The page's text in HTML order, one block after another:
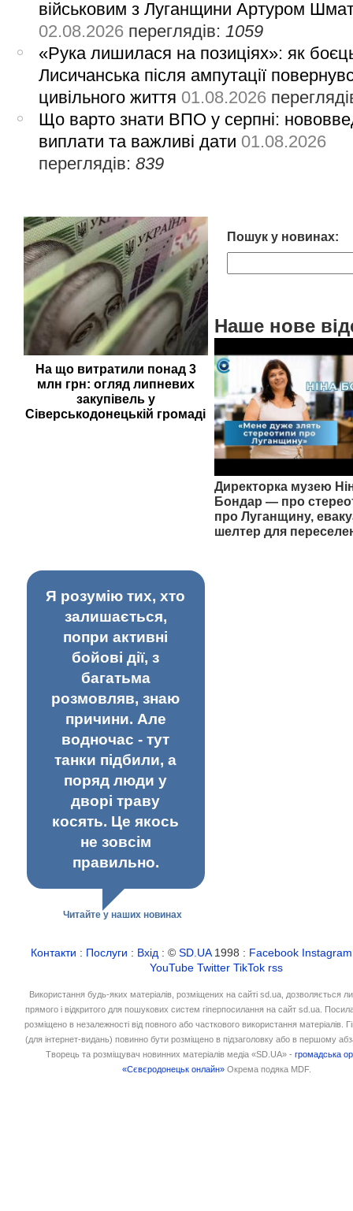
військовим з Луганщини Артуром
02.08.2026 переглядів:1059
«Рука лишилася на позиціях»: як
Лисичанська після ампутації
цивільного життя 01.08.2026
Що варто знати ВПО у серпні:
виплати та важливі дати 01.08.2026
переглядів:839
На що витратили понад 3
млн грн: огляд липневих
закупівель у
Сіверськодонецькій громаді
Пошук у новинах:
Наше нове
Директорка музею
Бондар — про
про Луганщину,
шелтер для
Я розумію тих, хто
залишається,
попри активні
бойові дії, з
багатьма
розмовляв, знаю
причини. Але
водночас - тут
танки підбили, а
поряд люди у
дворі траву
косять. Це якось
не зовсім
правильно.
Читайте у наших новинах
Контакти : Послуги : Вхід : ©SD.UA1998 : Facebook Instagram
YouTube Twitter TikTok rss
Використання будь-яких матеріалів, розміщених на сайті sd.ua, дозволяється
прямого і відкритого для пошукових систем гіперпосилання на сайт sd.ua.
розміщено в незалежності від повного або часткового використання матеріалів.
(для інтернет-видань) повинно бути розміщено в підзаголовку або в першому
Творець та розміщувач новинних матеріалів медіа «SD.UA» -громадська
«Сєвєродонецьк онлайн» Окрема подяка MDF.